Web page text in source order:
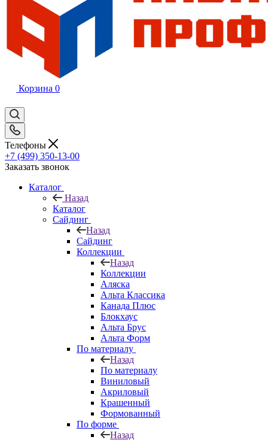
Корзина 0
Телефоны
+7 (499) 350-13-00
Заказать звонок
Каталог
Назад
Каталог
Сайдинг
Назад
Сайдинг
Коллекции
Назад
Коллекции
Аляска
Альта Классика
Канада Плюс
Блокхаус
Альта Брус
Альта Форм
По материалу
Назад
По материалу
Виниловый
Акриловый
Крашенный
Формованный
По форме
Назад